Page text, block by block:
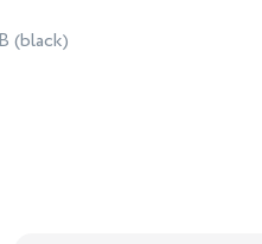
(black)